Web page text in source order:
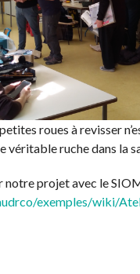
roues à revisser
véritable ruche dans la
notre projet avec le
exemples/wiki/